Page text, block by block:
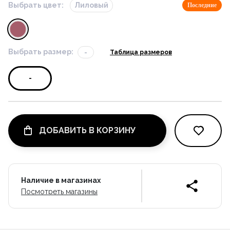
Выбрать цвет: Лиловый Последние
Выбрать размер: - Таблица размеров
-
ДОБАВИТЬ В КОРЗИНУ
Наличие в магазинах
Посмотреть магазины